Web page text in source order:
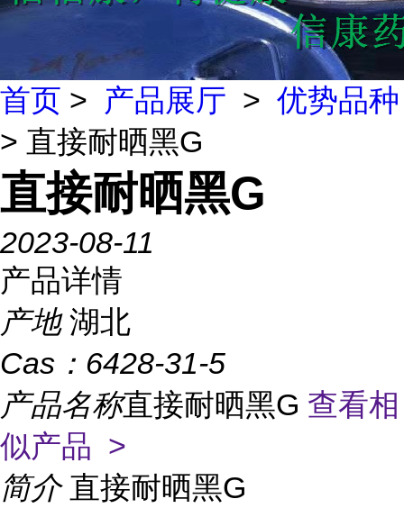
首页 > 产品展厅 > 优势品种
> 直接耐晒黑G
直接耐晒黑G
2023-08-11
产品详情
产地 湖北
Cas： 6428-31-5
产品名称直接耐晒黑G 查看相
似产品 >
简介 直接耐晒黑G